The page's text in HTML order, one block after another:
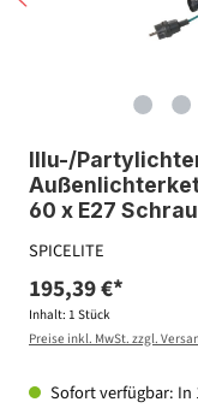
Illu-/
60 x E27
SPICELITE
195,39 €*
Inhalt: 1 Stück
Preise inkl. MwSt. zzgl.
Sofort verfügbar: In